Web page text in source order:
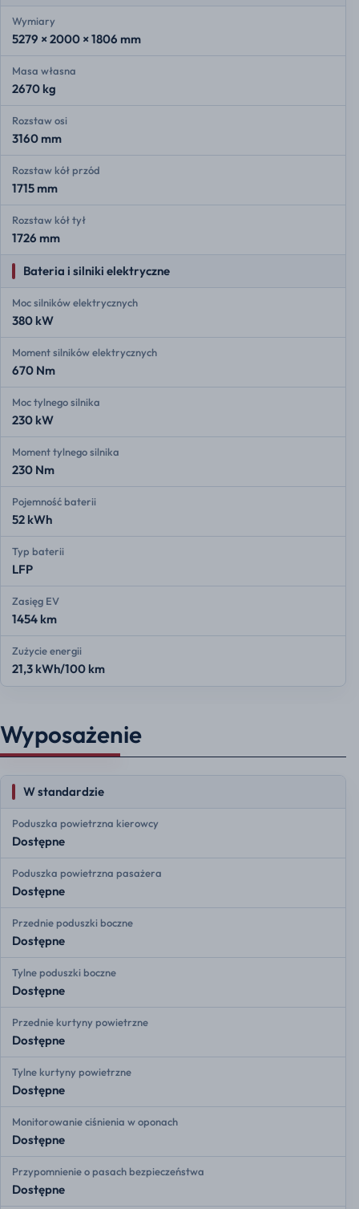
Wymiary
5279 × 2000 × 1806 mm
Masa własna
2670 kg
Rozstaw osi
3160 mm
Rozstaw kół przód
1715 mm
Rozstaw kół tył
1726 mm
Bateria i silniki elektryczne
Moc silników elektrycznych
380 kW
Moment silników elektrycznych
670 Nm
Moc tylnego silnika
230 kW
Moment tylnego silnika
230 Nm
Pojemność baterii
52 kWh
Typ baterii
LFP
Zasięg EV
1454 km
Zużycie energii
21,3 kWh/100 km
Wyposażenie
W standardzie
Poduszka powietrzna kierowcy
Dostępne
Poduszka powietrzna pasażera
Dostępne
Przednie poduszki boczne
Dostępne
Tylne poduszki boczne
Dostępne
Przednie kurtyny powietrzne
Dostępne
Tylne kurtyny powietrzne
Dostępne
Monitorowanie ciśnienia w oponach
Dostępne
Przypomnienie o pasach bezpieczeństwa
Dostępne